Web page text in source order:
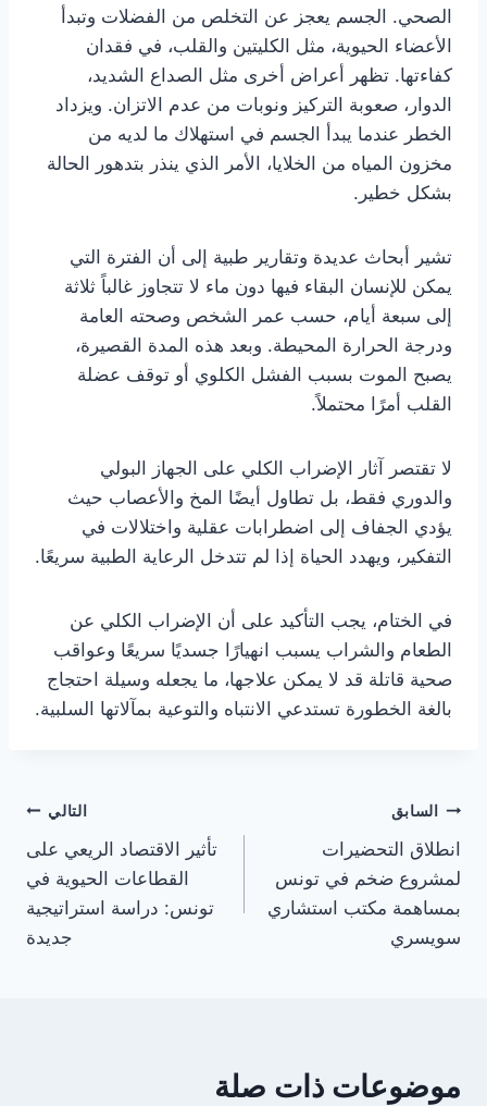
الصحي. الجسم يعجز عن التخلص من الفضلات وتبدأ
الأعضاء الحيوية، مثل الكليتين والقلب، في فقدان
كفاءتها. تظهر أعراض أخرى مثل الصداع الشديد،
الدوار، صعوبة التركيز ونوبات من عدم الاتزان. ويزداد
الخطر عندما يبدأ الجسم في استهلاك ما لديه من
مخزون المياه من الخلايا، الأمر الذي ينذر بتدهور الحالة
بشكل خطير.
تشير أبحاث عديدة وتقارير طبية إلى أن الفترة التي
يمكن للإنسان البقاء فيها دون ماء لا تتجاوز غالباً ثلاثة
إلى سبعة أيام، حسب عمر الشخص وصحته العامة
ودرجة الحرارة المحيطة. وبعد هذه المدة القصيرة،
يصبح الموت بسبب الفشل الكلوي أو توقف عضلة
القلب أمرًا محتملاً.
لا تقتصر آثار الإضراب الكلي على الجهاز البولي
والدوري فقط، بل تطاول أيضًا المخ والأعصاب حيث
يؤدي الجفاف إلى اضطرابات عقلية واختلالات في
التفكير، ويهدد الحياة إذا لم تتدخل الرعاية الطبية سريعًا.
في الختام، يجب التأكيد على أن الإضراب الكلي عن
الطعام والشراب يسبب انهيارًا جسديًا سريعًا وعواقب
صحية قاتلة قد لا يمكن علاجها، ما يجعله وسيلة احتجاج
بالغة الخطورة تستدعي الانتباه والتوعية بمآلاتها السلبية.
تصفّح
المقالات
السابق
انطلاق التحضيرات
لمشروع ضخم في تونس
بمساهمة مكتب استشاري
سويسري
التالي
تأثير الاقتصاد الريعي على
القطاعات الحيوية في
تونس: دراسة استراتيجية
جديدة
موضوعات ذات صلة